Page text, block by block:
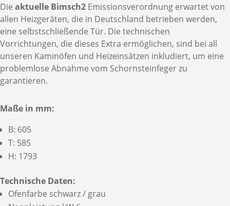
Die aktuelle Bimsch2 Emissionsverordnung erwartet von
allen Heizgeräten, die in Deutschland betrieben werden,
eine selbstschließende Tür. Die technischen
Vorrichtungen, die dieses Extra ermöglichen, sind bei all
unseren Kaminöfen und Heizeinsätzen inkludiert, um eine
problemlose Abnahme vom Schornsteinfeger zu
garantieren.
Maße in mm:
B: 605
T: 585
H: 1793
Technische Daten:
Ofenfarbe schwarz / grau